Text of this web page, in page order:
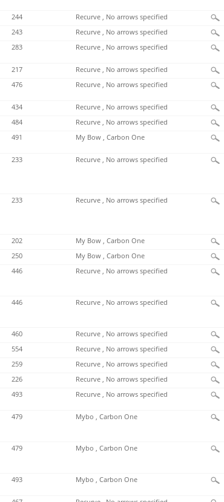
244
Recurve , No arrows specified
243
Recurve , No arrows specified
283 Recurve , No arrows specified
217
Recurve , No arrows specified
476 Recurve , No arrows specified
434
Recurve , No arrows specified
484
Recurve , No arrows specified
491 My Bow , Carbon One
233 Recurve , No arrows specified
233 Recurve , No arrows specified
202
My Bow , Carbon One
250
My Bow , Carbon One
446 Recurve , No arrows specified
446 Recurve , No arrows specified
460
Recurve , No arrows specified
554
Recurve , No arrows specified
259
Recurve , No arrows specified
226
Recurve , No arrows specified
493 Recurve , No arrows specified
479 Mybo , Carbon One
479 Mybo , Carbon One
493 Mybo , Carbon One